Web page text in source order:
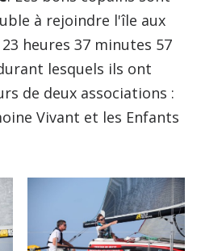
à rejoindre l'île aux
heures 37 minutes 57
lesquels ils ont
de deux associations :
Vivant et les Enfants